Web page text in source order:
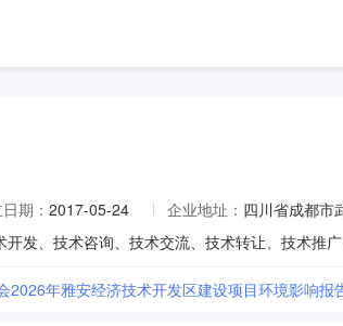
期： 2017-05-24 企业地址： 四川省成都市
2026年雅安经济技术开发区建设项目环境影响